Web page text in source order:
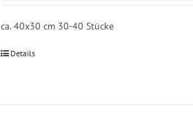
ca. 40x30 cm 30-40 Stücke
Details